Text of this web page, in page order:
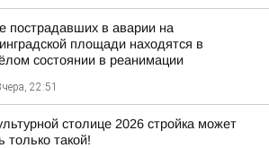
пострадавших в аварии на
площади находятся в
состоянии в реанимации
22:51
столице 2026 стройка может
только такой!